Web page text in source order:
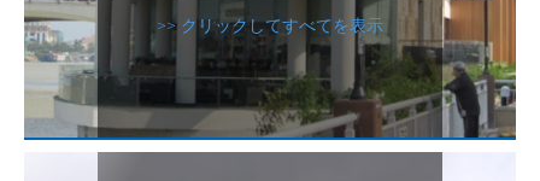
>> クリックしてすべてを表示